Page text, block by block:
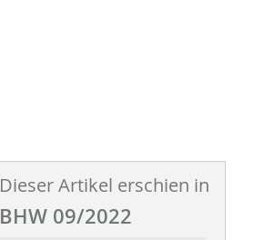
Dieser Artikel erschien in
BHW 09/2022